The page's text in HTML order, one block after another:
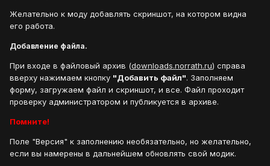
Желательно к моду добавлять скриншот, на котором видна
его работа.
Добавление файла.
При входе в файловый архив (downloads.norrath.ru) справа
вверху нажимаем кнопку "Добавить файл". Заполняем
форму, загружаем файл и скриншот, и все. Файл проходит
проверку администратором и публикуется в архиве.
Помните!
Поле "Версия" к заполнению необязательно, но желательно,
если вы намерены в дальнейшем обновлять свой модик.